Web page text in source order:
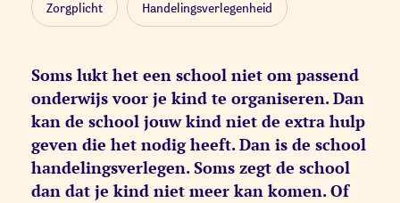
Zorgplicht Handelingsverlegenheid
Soms lukt het een school niet om passend
onderwijs voor je kind te organiseren. Dan
kan de school jouw kind niet de extra hulp
geven die het nodig heeft. Dan is de school
handelingsverlegen. Soms zegt de school
dan dat je kind niet meer kan komen. Of